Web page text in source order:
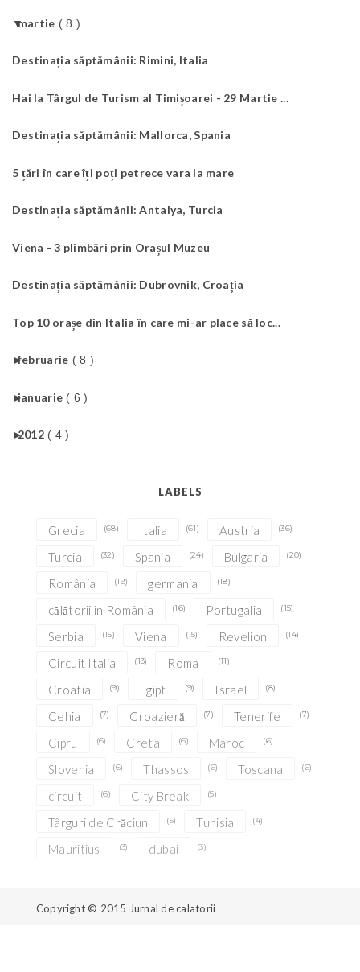
▼
martie ( 8 )
Destinația săptămânii: Rimini, Italia
Hai la Târgul de Turism al Timișoarei - 29 Martie ...
Destinația săptămânii: Mallorca, Spania
5 țări în care îți poți petrece vara la mare
Destinația săptămânii: Antalya, Turcia
Viena - 3 plimbări prin Orașul Muzeu
Destinația săptămânii: Dubrovnik, Croația
Top 10 orașe din Italia în care mi-ar place să loc...
►
februarie ( 8 )
►
ianuarie ( 6 )
►
2012 ( 4 )
LABELS
Grecia (68) Italia (61) Austria (36)
Turcia (32) Spania (24) Bulgaria (20)
România (19) germania (18)
călătorii în România (16) Portugalia (15)
Serbia (15) Viena (15) Revelion (14)
Circuit Italia (13) Roma (11)
Croatia (9) Egipt (9) Israel (8)
Cehia (7) Croazieră (7) Tenerife (7)
Cipru (6) Creta (6) Maroc (6)
Slovenia (6) Thassos (6) Toscana (6)
circuit (6) City Break (5)
Târguri de Crăciun (5) Tunisia (4)
Mauritius (3) dubai (3)
Copyright © 2015 Jurnal de calatorii